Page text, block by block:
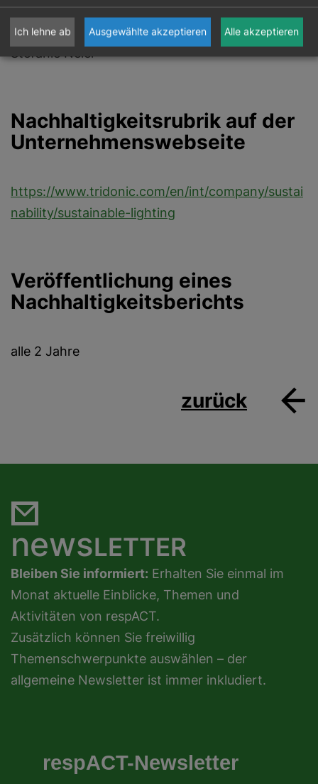
Stefanie Neier
Nachhaltigkeitsrubrik auf der
Unternehmenswebseite
https://www.tridonic.com/en/int/company/sustai
nability/sustainable-lighting
Veröffentlichung eines
Nachhaltigkeitsberichts
alle 2 Jahre
zurück
newsLETTER
Bleiben Sie informiert: Erhalten Sie einmal im
Monat aktuelle Einblicke, Themen und
Aktivitäten von respACT.
Zusätzlich können Sie freiwillig
Themenschwerpunkte auswählen – der
allgemeine Newsletter ist immer inkludiert.
Ich lehne ab Ausgewählte akzeptieren Alle akzeptieren